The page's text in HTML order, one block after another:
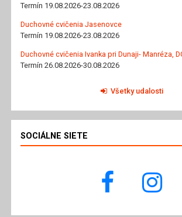
Termín 19.08.2026-23.08.2026
Duchovné cvičenia Jasenovce
Termín 19.08.2026-23.08.2026
Duchovné cvičenia Ivanka pri Dunaji- Manréza,
Termín 26.08.2026-30.08.2026
Všetky udalosti
SOCIÁLNE SIETE